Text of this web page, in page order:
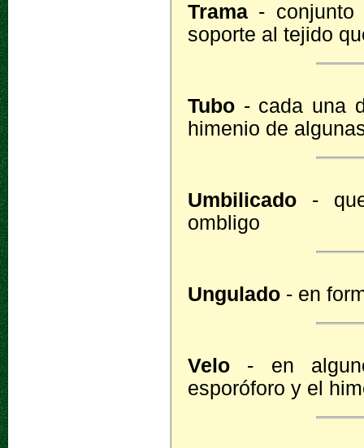
Trama - conjunto
soporte al tejido
Tubo - cada una
himenio de
Umbilicado -
ombligo
Ungulado - en
Velo - en
esporóforo y el